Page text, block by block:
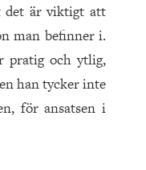
det är viktigt att
man befinner i.
pratig och ytlig,
han tycker inte
för ansatsen i